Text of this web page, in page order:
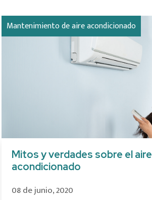
Mantenimiento de aire acondicionado
Mitos y verdades sobre el aire
acondicionado
08 de junio, 2020